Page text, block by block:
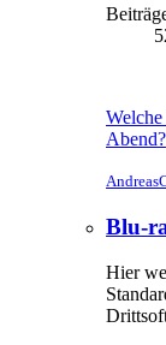
Abend?
Blu-
Hier